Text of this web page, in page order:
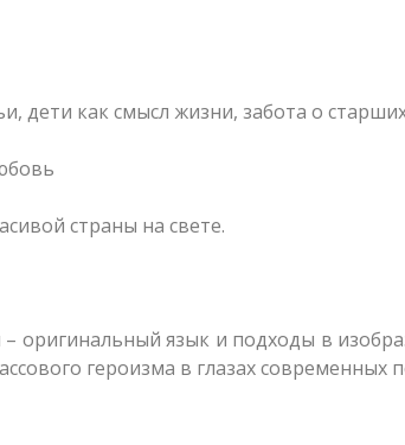
дети как смысл жизни, забота о
страны на свете.
оригинальный язык и подходы в
героизма в глазах современных